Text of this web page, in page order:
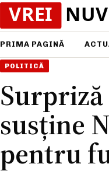
PRIMA PAGINĂ
POLITICĂ
Surpriză
susține
pentru